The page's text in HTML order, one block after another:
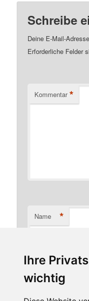
Ihre
wichtig
Schreibe
Deine E-Mail-
Erforderliche Felder
Kommentar *
Name *
E-Mail-Adresse *